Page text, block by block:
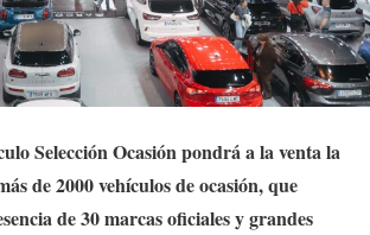
Selección Ocasión pondrá a la venta la
de 2000 vehículos de ocasión, que
de 30 marcas oficiales y grandes